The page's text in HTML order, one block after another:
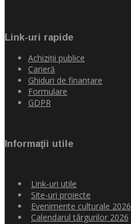
Link-uri rapide
Achiziţii publice
Carieră
Ghiduri de finanţare
Formulare
GDPR
Informaţii utile
Link-uri utile
Site-uri proiecte
Evenimente culturale 2026
Calendarul târgurilor 2026